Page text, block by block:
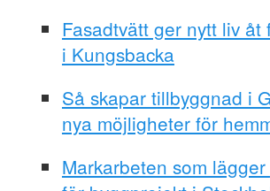
Fasadtvätt ger nytt liv åt
i Kungsbacka
Så skapar tillbyggnad i
nya möjligheter för
Markarbeten som